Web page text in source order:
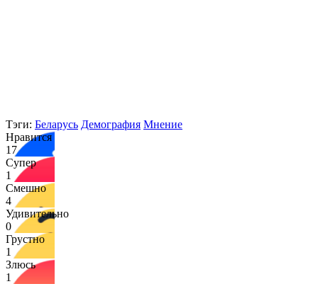
Тэги: Беларусь Демография Мнение
Нравится
17
Супер
1
Смешно
4
Удивительно
0
Грустно
1
Злюсь
1